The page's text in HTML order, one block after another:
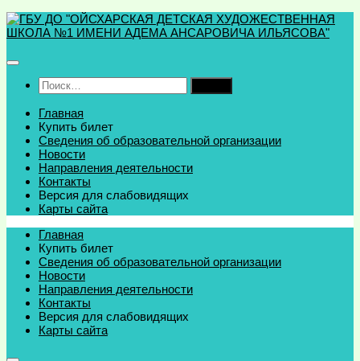
Перейти
к
Найти:
Главная
Купить билет
Сведения об образовательной организации
Новости
Направления деятельности
Контакты
Версия для слабовидящих
Карты сайта
Главная
Купить билет
Сведения об образовательной организации
Новости
Направления деятельности
Контакты
Версия для слабовидящих
Карты сайта